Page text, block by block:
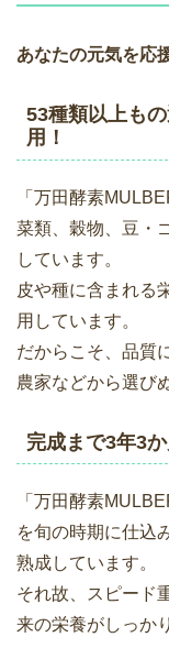
あなたの元気を応
53種類以上も
用！
「万田酵素
菜類、穀物、豆・
しています。
皮や種に含まれる
用しています。
だからこそ、品質
農家などから選び
完成まで3年3
「万田酵素
を旬の時期に仕込
熟成しています。
それ故、スピード
来の栄養がしっか